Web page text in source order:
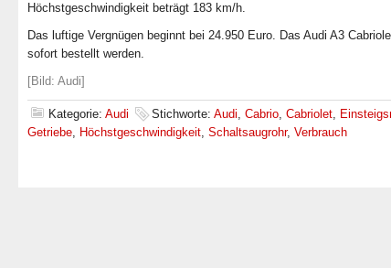
Höchstgeschwindigkeit beträgt 183 km/h.
Das luftige Vergnügen beginnt bei 24.950 Euro. Das Audi A3
sofort bestellt werden.
[Bild: Audi]
Kategorie: Audi Stichworte: Audi, Cabrio, Cabriolet,
Getriebe, Höchstgeschwindigkeit, Schaltsaugrohr, Verbrauch